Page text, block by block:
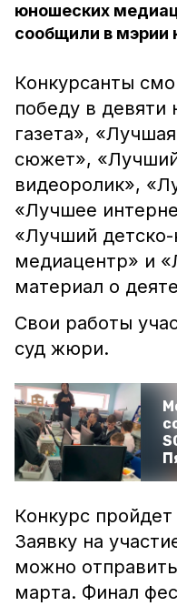
юношеских
сообщили в мэрии
Конкурсанты
победу в
газета»,
сюжет»,
видеоролик»,
«Лучшее
«Лучший
медиацентр» и
материал о
Свои работы
суд жюри.
Конкурс
Заявку на
можно
марта. Финал